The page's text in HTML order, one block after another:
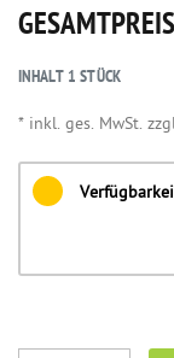
INHALT 1STÜCK
* inkl. ges. MwSt.